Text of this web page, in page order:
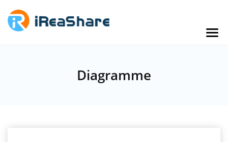
Diagramme